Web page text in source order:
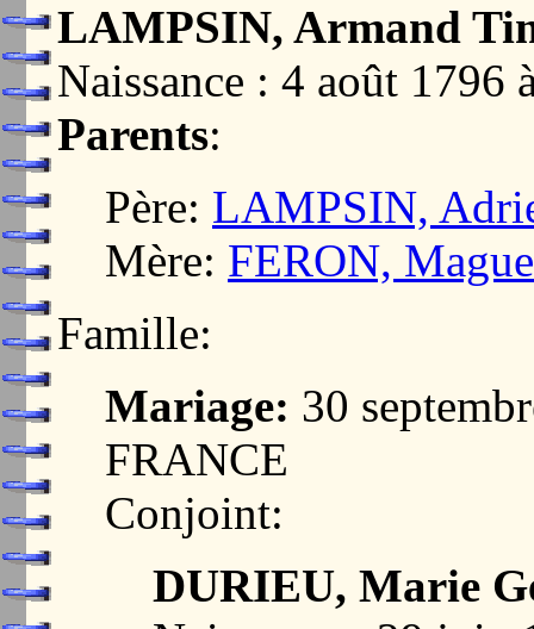
LAMPSIN, Armand
Naissance : 4 août
Parents:
Père: LAMPSIN,
Mère: FERON,
Famille:
Mariage: 30
FRANCE
Conjoint:
DURIEU, Marie